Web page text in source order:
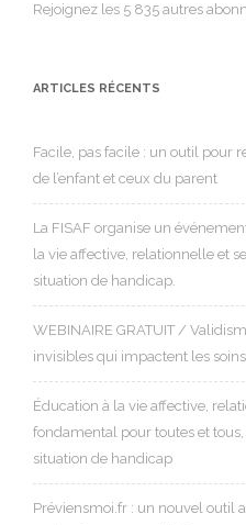
Rejoignez les 5 835 autres
ARTICLES RÉCENTS
Facile, pas facile : un outil pour
de l’enfant et ceux du parent
La FISAF organise un
la vie affective, relationnelle et
situation de handicap.
WEBINAIRE GRATUIT /
invisibles qui impactent les soins
Éducation à la vie affective,
fondamental pour toutes et
situation de handicap
Préviensmoi.fr : un nouvel outil